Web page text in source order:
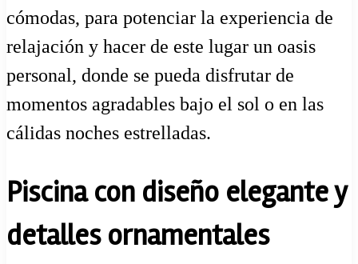
cómodas, para potenciar la experiencia de
relajación y hacer de este lugar un oasis
personal, donde se pueda disfrutar de
momentos agradables bajo el sol o en las
cálidas noches estrelladas.
Piscina con diseño elegante y
detalles ornamentales